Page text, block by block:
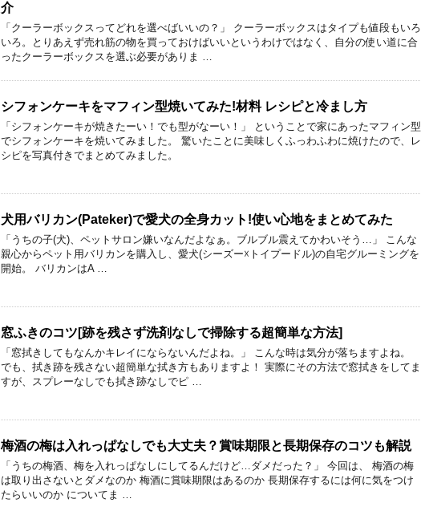
介
「クーラーボックスってどれを選べばいいの？」 クーラーボックスはタイプも値段もいろ
いろ。とりあえず売れ筋の物を買っておけばいいというわけではなく、自分の使い道に合
ったクーラーボックスを選ぶ必要がありま …
シフォンケーキをマフィン型焼いてみた!材料 レシピと冷まし方
「シフォンケーキが焼きたーい！でも型がなーい！」 ということで家にあったマフィン型
でシフォンケーキを焼いてみました。 驚いたことに美味しくふっわふわに焼けたので、レ
シピを写真付きでまとめてみました。
犬用バリカン(Pateker)で愛犬の全身カット!使い心地をまとめてみた
「うちの子(犬)、ペットサロン嫌いなんだよなぁ。ブルブル震えてかわいそう…」 こんな
親心からペット用バリカンを購入し、愛犬(シーズー☓トイプードル)の自宅グルーミングを
開始。 バリカンはA …
窓ふきのコツ[跡を残さず洗剤なしで掃除する超簡単な方法]
「窓拭きしてもなんかキレイにならないんだよね。」 こんな時は気分が落ちますよね。
でも、拭き跡を残さない超簡単な拭き方もありますよ！ 実際にその方法で窓拭きをしてま
すが、スプレーなしでも拭き跡なしでピ …
梅酒の梅は入れっぱなしでも大丈夫？賞味期限と長期保存のコツも解説
「うちの梅酒、梅を入れっぱなしにしてるんだけど…ダメだった？」 今回は、 梅酒の梅
は取り出さないとダメなのか 梅酒に賞味期限はあるのか 長期保存するには何に気をつけ
たらいいのか についてま …